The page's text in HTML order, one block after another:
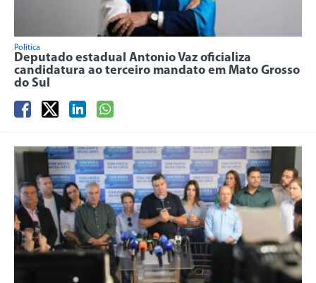
Política
Deputado estadual Antonio Vaz oficializa
candidatura ao terceiro mandato em Mato Grosso
do Sul